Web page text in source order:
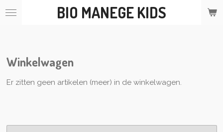
Ga
BIO MANEGE KIDS
Winkelwagen
Er zitten geen artikelen (meer) in de winkelwagen.